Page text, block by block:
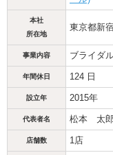
本社
所在地
東京都新
事業内容 ブライダ
年間休日 124 日
設立年 2015年
代表者名 松本 太郎
店舗数 1店